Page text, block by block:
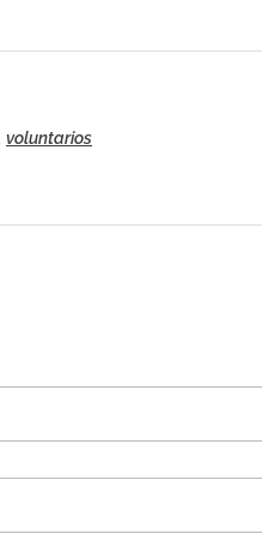
voluntarios